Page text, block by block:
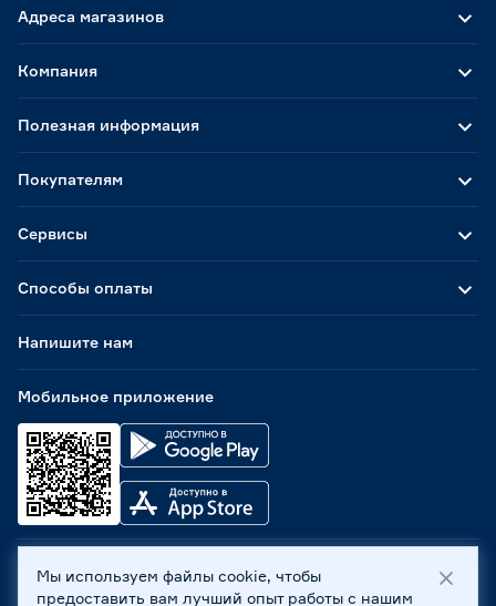
Адреса магазинов
Способы оплаты
Мобильное приложение
Компания
Полезная информация
Покупателям
Сервисы
Напишите нам
ООО «Бауцентр Рус» 2004 -2026, 236029, г. Калининград,
ул. А.Невского, 205. ИНН 7702596813, КПП 390601001 ©
Мы используем файлы cookie, чтобы
предоставить вам лучший опыт работы с нашим